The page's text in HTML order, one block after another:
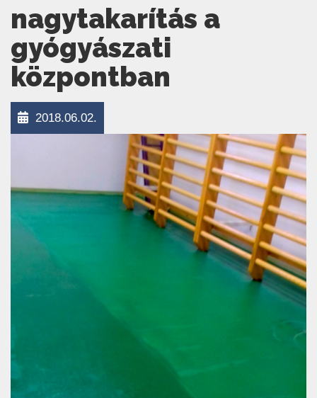
nagytakarítás a
gyógyászati
központban
2018.06.02.